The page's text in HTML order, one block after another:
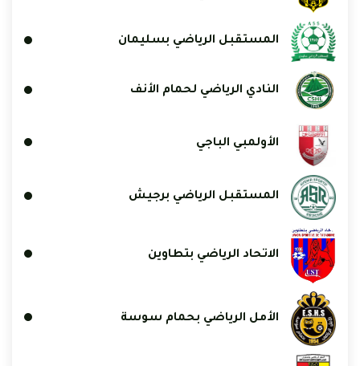
المستقبل الرياضي بسليمان
النادي الرياضي لحمام الأنف
الأولمبي الباجي
المستقبل الرياضي برجيش
الاتحاد الرياضي بتطاوين
الأمل الرياضي بحمام سوسة